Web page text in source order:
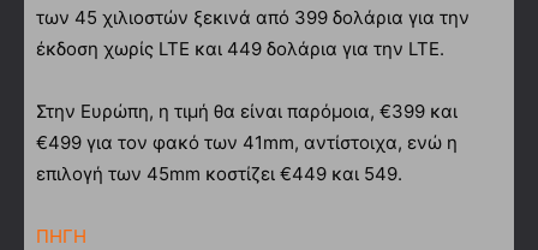
των 45 χιλιοστών ξεκινά από 399 δολάρια για την
έκδοση χωρίς LTE και 449 δολάρια για την LTE.
Στην Ευρώπη, η τιμή θα είναι παρόμοια, €399 και
€499 για τον φακό των 41mm, αντίστοιχα, ενώ η
επιλογή των 45mm κοστίζει €449 και 549.
ΠΗΓΗ